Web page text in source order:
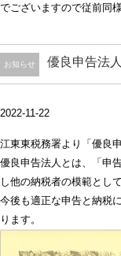
でございますので従前同
お知らせ 優良申告法
2022-11-22
江東東税務署より「優良
優良申告法人とは、「申
し他の納税者の模範とし
今後も適正な申告と納税
ります。